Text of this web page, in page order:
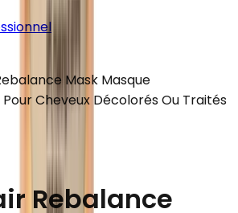
Mask Masque
Cheveux Décolorés Ou Traités
Rebalance